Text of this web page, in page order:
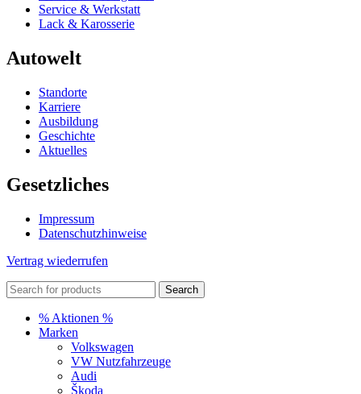
Service & Werkstatt
Lack & Karosserie
Autowelt
Standorte
Karriere
Ausbildung
Geschichte
Aktuelles
Gesetzliches
Impressum
Datenschutzhinweise
Vertrag wiederrufen
Search
% Aktionen %
Marken
Volkswagen
VW Nutzfahrzeuge
Audi
Škoda